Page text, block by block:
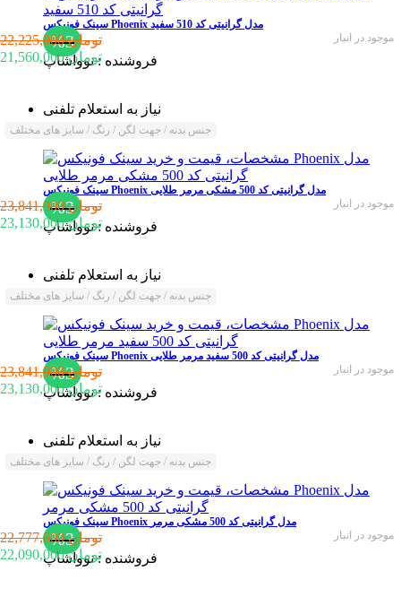
سینک فونیکس Phoenix مدل گرانیتی کد 510 سفید
موجود در انبار
%322,225,000 تومان
21,560,000 تومانفروشنده :نوواشاپ
نیاز به استعلام تلفنی
جنس بدنه / جهت لگن / رنگ / سایز های مختلف
سینک فونیکس Phoenix مدل گرانیتی کد 500 مشکی مرمر طلایی
موجود در انبار
%323,841,900 تومان
23,130,000 تومانفروشنده :نوواشاپ
نیاز به استعلام تلفنی
جنس بدنه / جهت لگن / رنگ / سایز های مختلف
سینک فونیکس Phoenix مدل گرانیتی کد 500 سفید مرمر طلایی
موجود در انبار
%323,841,900 تومان
23,130,000 تومانفروشنده :نوواشاپ
نیاز به استعلام تلفنی
جنس بدنه / جهت لگن / رنگ / سایز های مختلف
سینک فونیکس Phoenix مدل گرانیتی کد 500 مشکی مرمر
موجود در انبار
%322,777,600 تومان
22,090,000 تومانفروشنده :نوواشاپ